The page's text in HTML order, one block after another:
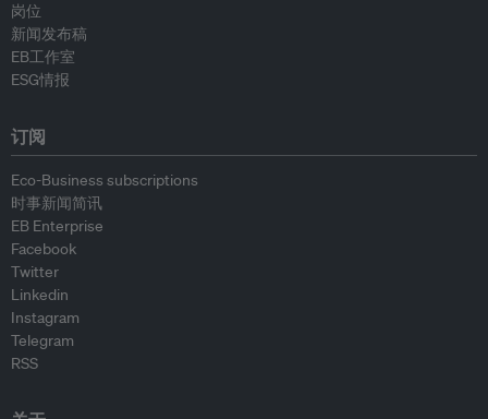
岗位
新闻发布稿
EB工作室
ESG情报
订阅
Eco-Business subscriptions
时事新闻简讯
EB Enterprise
Facebook
Twitter
Linkedin
Instagram
Telegram
RSS